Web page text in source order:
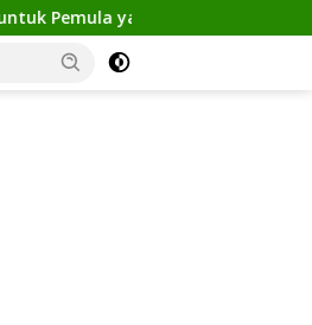
yang Ingin Tampil Gagah